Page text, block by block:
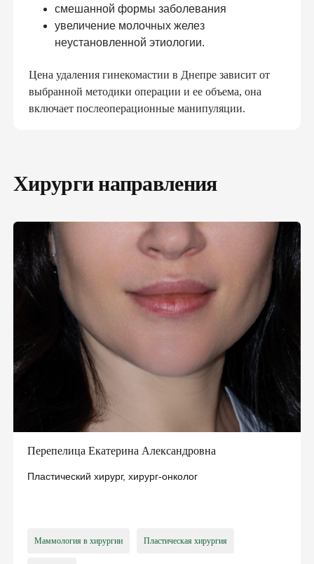
смешанной формы заболевания
увеличение молочных желез
неустановленной этиологии.
Цена удаления гинекомастии в Днепре зависит от
выбранной методики операции и ее объема, она
включает послеоперационные манипуляции.
Хирурги направления
Перепелица Екатерина Александровна
Пластический хирург, хирург-онколог
Маммология в хирургии Пластическая хирургия
базовые анализы
справки и больничные
электронные направления
«доступное лекарство»
вакцинацию и др.
ПОДПИСАТЬ ДЕКЛАРАЦИЮ ОНЛАЙН